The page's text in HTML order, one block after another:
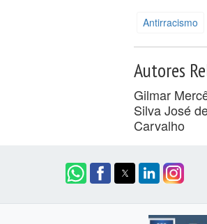
Antirracismo
Autores
Gilmar
SilvaJosé
Carvalho